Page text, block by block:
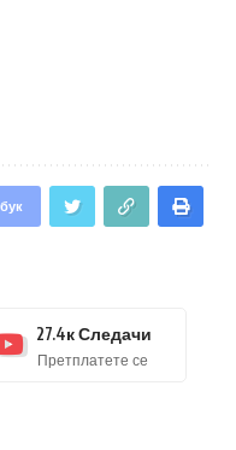
27.4кСледачи
Претплатете се